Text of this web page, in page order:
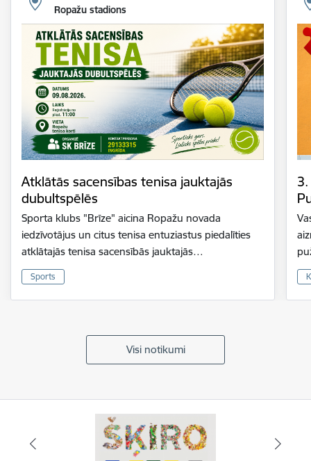
Ropažu stadions
Atklātās sacensības tenisa jauktajās
dubultspēlēs
Sporta klubs "Brīze" aicina Ropažu novada
iedzīvotājus un citus tenisa entuziastus piedalīties
atklātajās tenisa sacensībās jauktajās…
Sports
Visi notikumi